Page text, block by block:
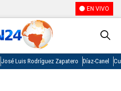
EN VIVO
José Luis Rodríguez Zapatero Díaz-Canel